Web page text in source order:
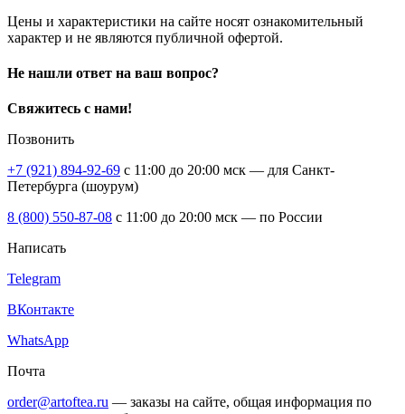
Цены и характеристики на сайте носят ознакомительный
характер и не являются публичной офертой.
Не нашли ответ на ваш вопрос?
Свяжитесь с нами!
Позвонить
+7 (921) 894-92-69 c 11:00 до 20:00 мск — для Санкт-
Петербурга (шоурум)
8 (800) 550-87-08 c 11:00 до 20:00 мск — по России
Написать
Telegram
ВКонтакте
WhatsApp
Почта
order@artoftea.ru — заказы на сайте, общая информация по